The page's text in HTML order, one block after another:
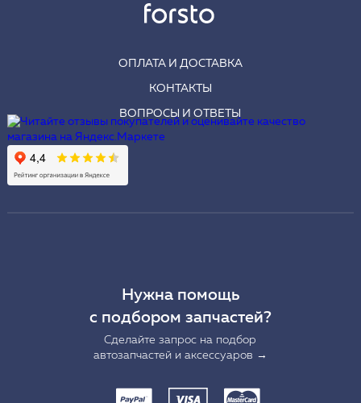
ОПЛАТА И ДОСТАВКА
КОНТАКТЫ
ВОПРОСЫ И ОТВЕТЫ
Нужна помощь
с подбором запчастей?
Сделайте запрос на подбор
автозапчастей и аксессуаров →